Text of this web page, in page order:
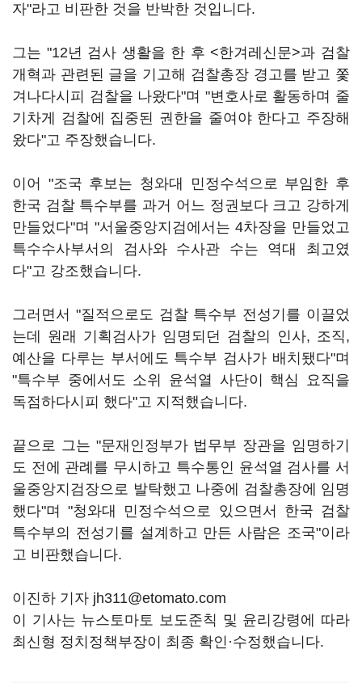
자"라고 비판한 것을 반박한 것입니다.
그는 "12년 검사 생활을 한 후 <한겨레신문>과 검찰
개혁과 관련된 글을 기고해 검찰총장 경고를 받고 쫓
겨나다시피 검찰을 나왔다"며 "변호사로 활동하며 줄
기차게 검찰에 집중된 권한을 줄여야 한다고 주장해
왔다"고 주장했습니다.
이어 "조국 후보는 청와대 민정수석으로 부임한 후
한국 검찰 특수부를 과거 어느 정권보다 크고 강하게
만들었다"며 "서울중앙지검에서는 4차장을 만들었고
특수수사부서의 검사와 수사관 수는 역대 최고였
다"고 강조했습니다.
그러면서 "질적으로도 검찰 특수부 전성기를 이끌었
는데 원래 기획검사가 임명되던 검찰의 인사, 조직,
예산을 다루는 부서에도 특수부 검사가 배치됐다"며
"특수부 중에서도 소위 윤석열 사단이 핵심 요직을
독점하다시피 했다"고 지적했습니다.
끝으로 그는 "문재인정부가 법무부 장관을 임명하기
도 전에 관례를 무시하고 특수통인 윤석열 검사를 서
울중앙지검장으로 발탁했고 나중에 검찰총장에 임명
했다"며 "청와대 민정수석으로 있으면서 한국 검찰
특수부의 전성기를 설계하고 만든 사람은 조국"이라
고 비판했습니다.
이진하 기자 jh311@etomato.com
이 기사는 뉴스토마토 보도준칙 및 윤리강령에 따라
최신형 정치정책부장이 최종 확인·수정했습니다.